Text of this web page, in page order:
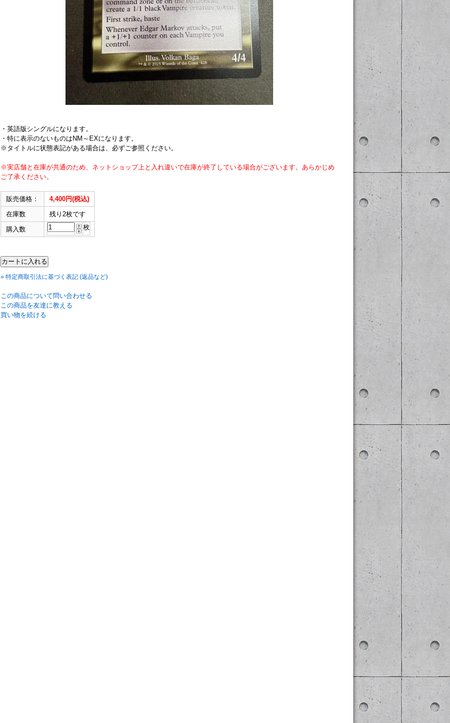
・英語版シングルになります。
・特に表示のないものはNM～EXになります。
※タイトルに状態表記がある場合は、必ずご参照ください。
※実店舗と在庫が共通のため、ネットショップ上と入れ違いで在庫が終了している場合がございます。あらかじめ
ご了承ください。
販売価格：
4,400円(税込)
在庫数
残り2枚です
購入数
枚
» 特定商取引法に基づく表記 (返品など)
この商品について問い合わせる
この商品を友達に教える
買い物を続ける